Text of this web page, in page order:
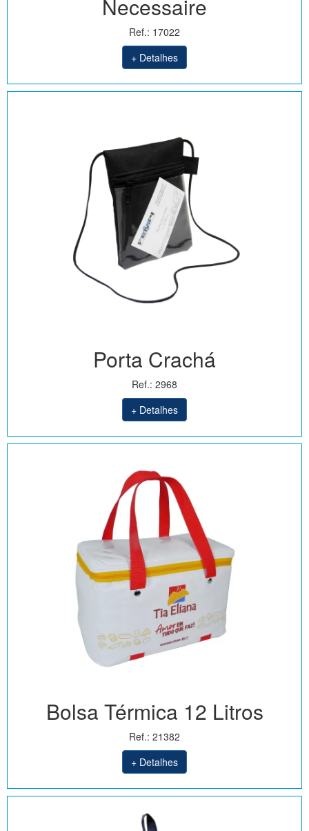
Necessaire
Ref.: 17022
+ Detalhes
Porta Crachá
Ref.: 2968
+ Detalhes
Bolsa Térmica 12 Litros
Ref.: 21382
+ Detalhes